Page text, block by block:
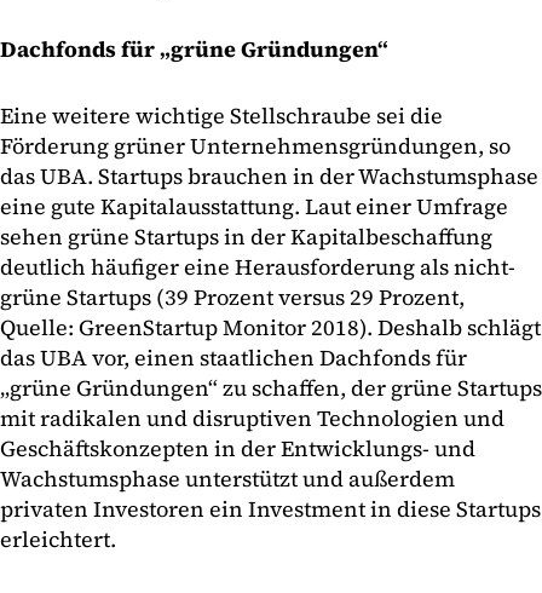
Dachfonds für „grüne Gründungen“
Eine weitere wichtige Stellschraube sei die
Förderung grüner Unternehmensgründungen, so
das UBA. Startups brauchen in der Wachstumsphase
eine gute Kapitalausstattung. Laut einer Umfrage
sehen grüne Startups in der Kapitalbeschaffung
deutlich häufiger eine Herausforderung als nicht-
grüne Startups (39 Prozent versus 29 Prozent,
Quelle: GreenStartup Monitor 2018). Deshalb schlägt
das UBA vor, einen staatlichen Dachfonds für
„grüne Gründungen“ zu schaffen, der grüne Startups
mit radikalen und disruptiven Technologien und
Geschäftskonzepten in der Entwicklungs- und
Wachstumsphase unterstützt und außerdem
privaten Investoren ein Investment in diese Startups
erleichtert.